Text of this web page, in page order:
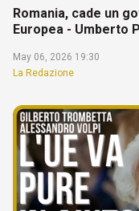
Romania, cade un
Europea - Umberto
May 06, 2026 19:30
La Redazione